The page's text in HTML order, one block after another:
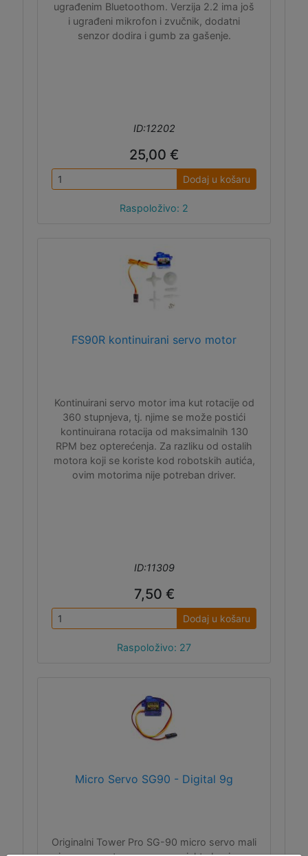
ugrađenim Bluetoothom. Verzija 2.2 ima još
i ugrađeni mikrofon i zvučnik, dodatni
senzor dodira i gumb za gašenje.
ID:12202
25,00 €
Dodaj u košaru
Raspoloživo: 2
FS90R kontinuirani servo motor
Kontinuirani servo motor ima kut rotacije od
360 stupnjeva, tj. njime se može postići
kontinuirana rotacija od maksimalnih 130
RPM bez opterećenja. Za razliku od ostalih
motora koji se koriste kod robotskih autića,
ovim motorima nije potreban driver.
ID:11309
7,50 €
Dodaj u košaru
Raspoloživo: 27
Micro Servo SG90 - Digital 9g
Originalni Tower Pro SG-90 micro servo mali